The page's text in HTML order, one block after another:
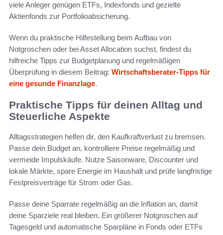
viele Anleger genügen ETFs, Indexfonds und gezielte
Aktienfonds zur Portfolioabsicherung.
Wenn du praktische Hilfestellung beim Aufbau von
Notgroschen oder bei Asset Allocation suchst, findest du
hilfreiche Tipps zur Budgetplanung und regelmäßigen
Überprüfung in diesem Beitrag: Wirtschaftsberater-Tipps für
eine gesunde Finanzlage.
Praktische Tipps für deinen Alltag und
Steuerliche Aspekte
Alltagsstrategien helfen dir, den Kaufkraftverlust zu bremsen.
Passe dein Budget an, kontrolliere Preise regelmäßig und
vermeide Impulskäufe. Nutze Saisonware, Discounter und
lokale Märkte, spare Energie im Haushalt und prüfe langfristige
Festpreisverträge für Strom oder Gas.
Passe deine Sparrate regelmäßig an die Inflation an, damit
deine Sparziele real bleiben. Ein größerer Notgroschen auf
Tagesgeld und automatische Sparpläne in Fonds oder ETFs